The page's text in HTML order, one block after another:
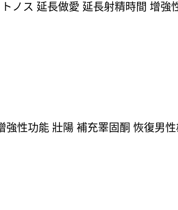
ノス 延長做愛 延長射精時間 增
強性功能 壯陽 補充睪固酮 恢復男